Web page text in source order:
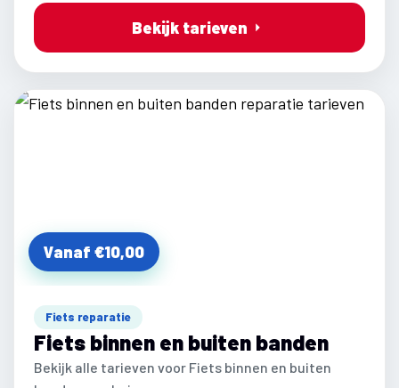
Bekijk tarieven
Vanaf €10,00
Fiets reparatie
Fiets binnen en buiten banden
Bekijk alle tarieven voor Fiets binnen en buiten